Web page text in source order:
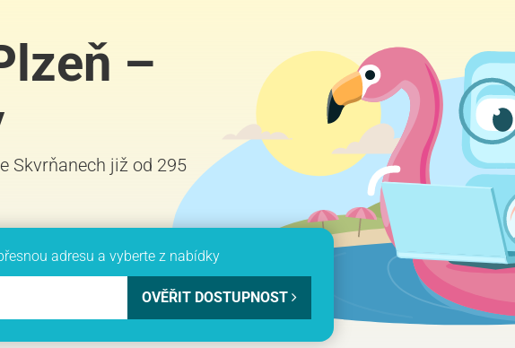
–
Skvrňanech již od 295
adresu a vyberte z nabídky
OVĚŘIT DOSTUPNOST